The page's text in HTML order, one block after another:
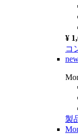
¥
コ
製